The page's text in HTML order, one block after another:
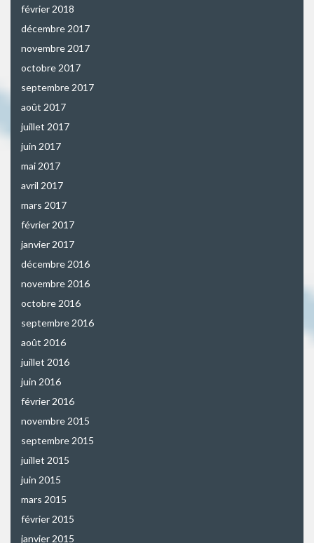
février 2018
décembre 2017
novembre 2017
octobre 2017
septembre 2017
août 2017
juillet 2017
juin 2017
mai 2017
avril 2017
mars 2017
février 2017
janvier 2017
décembre 2016
novembre 2016
octobre 2016
septembre 2016
août 2016
juillet 2016
juin 2016
février 2016
novembre 2015
septembre 2015
juillet 2015
juin 2015
mars 2015
février 2015
janvier 2015